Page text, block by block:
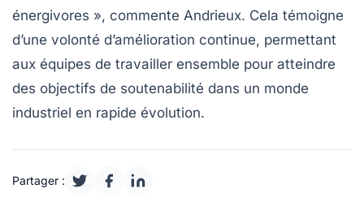
énergivores », commente Andrieux. Cela témoigne
d’une volonté d’amélioration continue, permettant
aux équipes de travailler ensemble pour atteindre
des objectifs de soutenabilité dans un monde
industriel en rapide évolution.
Partager :